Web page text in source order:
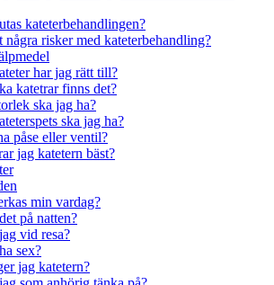
kateterbehandlingen?
några risker med kateterbehandling?
har jag rätt till?
katetrar finns det?
ska jag ha?
ska jag ha?
påse eller ventil?
jag katetern bäst?
min vardag?
på natten?
vid resa?
sex?
jag katetern?